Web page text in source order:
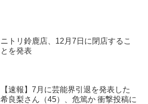
ニトリ鈴鹿店、12月7日に閉店するこ
とを発表
【速報】7月に芸能界引退を発表した
希良梨さん（45）、危篤か 衝撃投稿に